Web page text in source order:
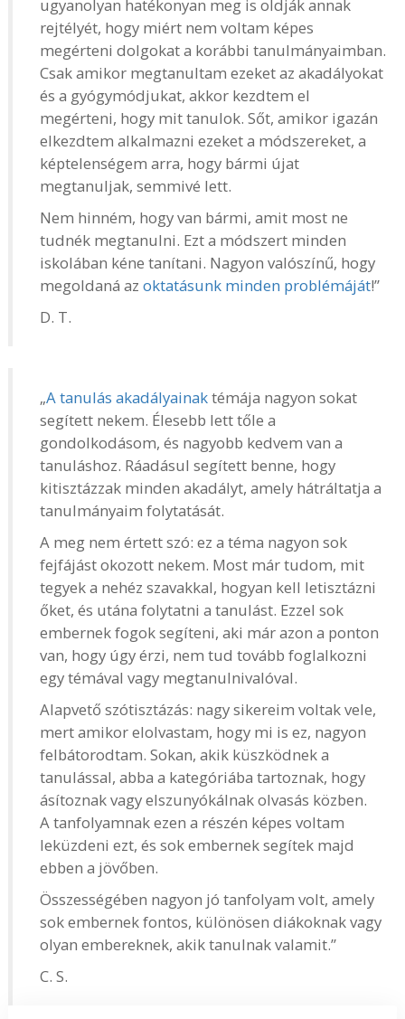
ugyanolyan hatékonyan meg is oldják annak
rejtélyét, hogy miért nem voltam képes
megérteni dolgokat a korábbi tanulmányaimban.
Csak amikor megtanultam ezeket az akadályokat
és a gyógymódjukat, akkor kezdtem el
megérteni, hogy mit tanulok. Sőt, amikor igazán
elkezdtem alkalmazni ezeket a módszereket, a
képtelenségem arra, hogy bármi újat
megtanuljak, semmivé lett.
Nem hinném, hogy van bármi, amit most ne
tudnék megtanulni. Ezt a módszert minden
iskolában kéne tanítani. Nagyon valószínű, hogy
megoldaná az oktatásunk minden problémáját!”
D. T.
„A tanulás akadályainaktémája nagyon sokat
segített nekem. Élesebb lett tőle a
gondolkodásom, és nagyobb kedvem van a
tanuláshoz. Ráadásul segített benne, hogy
kitisztázzak minden akadályt, amely hátráltatja a
tanulmányaim folytatását.
A meg nem értett szó: ez a téma nagyon sok
fejfájást okozott nekem. Most már tudom, mit
tegyek a nehéz szavakkal, hogyan kell letisztázni
őket, és utána folytatni a tanulást. Ezzel sok
embernek fogok segíteni, aki már azon a ponton
van, hogy úgy érzi, nem tud tovább foglalkozni
egy témával vagy megtanulnivalóval.
Alapvető szótisztázás: nagy sikereim voltak vele,
mert amikor elolvastam, hogy mi is ez, nagyon
felbátorodtam. Sokan, akik küszködnek a
tanulással, abba a kategóriába tartoznak, hogy
ásítoznak vagy elszunyókálnak olvasás közben.
A tanfolyamnak ezen a részén képes voltam
leküzdeni ezt, és sok embernek segítek majd
ebben a jövőben.
Összességében nagyon jó tanfolyam volt, amely
sok embernek fontos, különösen diákoknak vagy
olyan embereknek, akik tanulnak valamit.”
C. S.